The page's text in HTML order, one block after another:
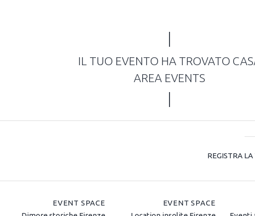
IL TUO EVENTO HA TROVATO
AREA EVENTS
REGISTRA
EVENT SPACE
EVENT SPACE